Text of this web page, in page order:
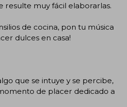
resulte muy fácil elaborarlas.
de cocina, pon tu música
dulces en casa!
que se intuye y se percibe,
de placer dedicado a